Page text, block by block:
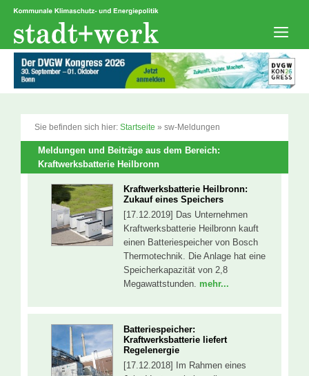
Zum
springen
Sie befinden sich hier: Startseite » sw-Meldungen
Meldungen und Beiträge aus dem Bereich:
Kraftwerksbatterie Heilbronn
Kraftwerksbatterie Heilbronn:
Zukauf eines Speichers
[17.12.2019] Das Unternehmen
Kraftwerksbatterie Heilbronn kauft
einen Batteriespeicher von Bosch
Thermotechnik. Die Anlage hat eine
Speicherkapazität von 2,8
Megawattstunden. mehr...
Batteriespeicher:
Kraftwerksbatterie liefert
Regelenergie
[17.12.2018] Im Rahmen eines